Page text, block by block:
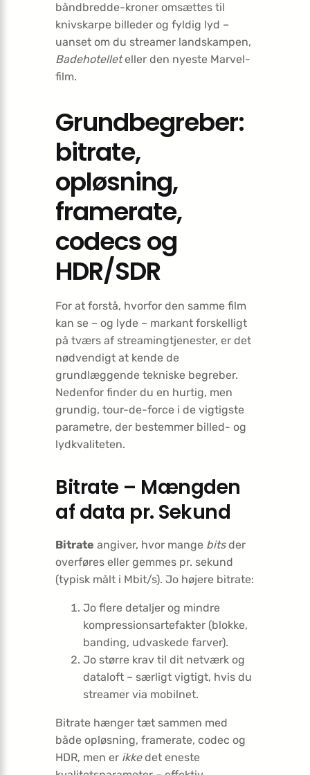
båndbredde-kroner omsættes til
knivskarpe billeder og fyldig lyd –
uanset om du streamer landskampen,
Badehotelleteller den nyeste Marvel-
film.
Grundbegreber:
bitrate,
opløsning,
framerate,
codecs og
HDR/SDR
For at forstå, hvorfor den samme film
kan se – og lyde – markant forskelligt
på tværs af streamingtjenester, er det
nødvendigt at kende de
grundlæggende tekniske begreber.
Nedenfor finder du en hurtig, men
grundig, tour-de-force i de vigtigste
parametre, der bestemmer billed- og
lydkvaliteten.
Bitrate – Mængden
af data pr. Sekund
Bitrate angiver, hvor mange bitsder
overføres eller gemmes pr. sekund
(typisk målt i Mbit/s). Jo højere bitrate:
Jo flere detaljer og mindre
kompressions­artefakter (blokke,
banding, udvaskede farver).
Jo større krav til dit netværk og
dataloft – særligt vigtigt, hvis du
streamer via mobilnet.
Bitrate hænger tæt sammen med
både opløsning, framerate, codec og
HDR, men er ikkedet eneste